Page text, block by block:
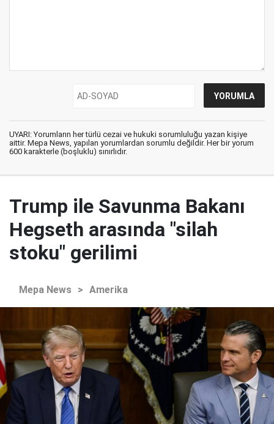
UYARI: Yorumların her türlü cezai ve hukuki sorumluluğu yazan kişiye
aittir. Mepa News, yapılan yorumlardan sorumlu değildir. Her bir yorum
600 karakterle (boşluklu) sınırlıdır.
Trump ile Savunma Bakanı
Hegseth arasında "silah
stoku" gerilimi
Mepa News > Amerika